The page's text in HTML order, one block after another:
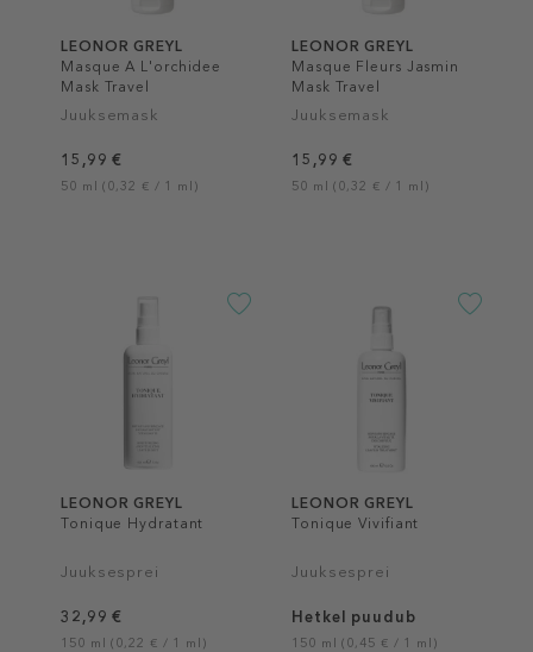
LEONOR GREYL
Masque A L'orchidee
Mask Travel
Juuksemask
15,99 €
50 ml (0,32 € / 1 ml)
LEONOR GREYL
Masque Fleurs Jasmin
Mask Travel
Juuksemask
15,99 €
50 ml (0,32 € / 1 ml)
LEONOR GREYL
Tonique Hydratant
Juuksesprei
32,99 €
150 ml (0,22 € / 1 ml)
LEONOR GREYL
Tonique Vivifiant
Juuksesprei
Hetkel puudub
150 ml (0,45 € / 1 ml)